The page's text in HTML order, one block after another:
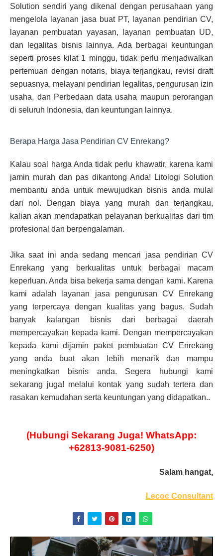
Solution sendiri yang dikenal dengan perusahaan yang
mengelola layanan jasa buat PT, layanan pendirian CV,
layanan pembuatan yayasan, layanan pembuatan UD,
dan legalitas bisnis lainnya. Ada berbagai keuntungan
seperti proses kilat 1 minggu, tidak perlu menjadwalkan
pertemuan dengan notaris, biaya terjangkau, revisi draft
sepuasnya, melayani pendirian legalitas, pengurusan izin
usaha, dan Perbedaan data usaha maupun perorangan
di seluruh Indonesia, dan keuntungan lainnya.
Berapa Harga Jasa Pendirian CV Enrekang?
Kalau soal harga Anda tidak perlu khawatir, karena kami
jamin murah dan pas dikantong Anda! Litologi Solution
membantu anda untuk mewujudkan bisnis anda mulai
dari nol. Dengan biaya yang murah dan terjangkau,
kalian akan mendapatkan pelayanan berkualitas dari tim
profesional dan berpengalaman.
Jika saat ini anda sedang mencari jasa pendirian CV
Enrekang yang berkualitas untuk berbagai macam
keperluan. Anda bisa bekerja sama dengan kami. Karena
kami adalah layanan jasa pengurusan CV Enrekang
yang terpercaya dengan kualitas yang bagus. Sudah
banyak kalangan bisnis dari berbagai daerah
mempercayakan kepada kami. Dengan mempercayakan
kepada kami dijamin paket pembuatan CV Enrekang
yang anda buat akan lebih menarik dan mampu
meningkatkan bisnis anda. Segera hubungi kami
sekarang juga! melalui kontak yang sudah tertera dan
rasakan kemudahan serta keuntungan yang didapatkan..
(Hubungi Sekarang Juga! WhatsApp:
+62813-9081-6250)
Salam hangat,
Lecoc Consultant